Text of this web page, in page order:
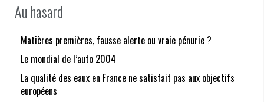
Au hasard
Matières premières, fausse alerte ou vraie pénurie ?
Le mondial de l’auto 2004
La qualité des eaux en France ne satisfait pas aux objectifs
européens